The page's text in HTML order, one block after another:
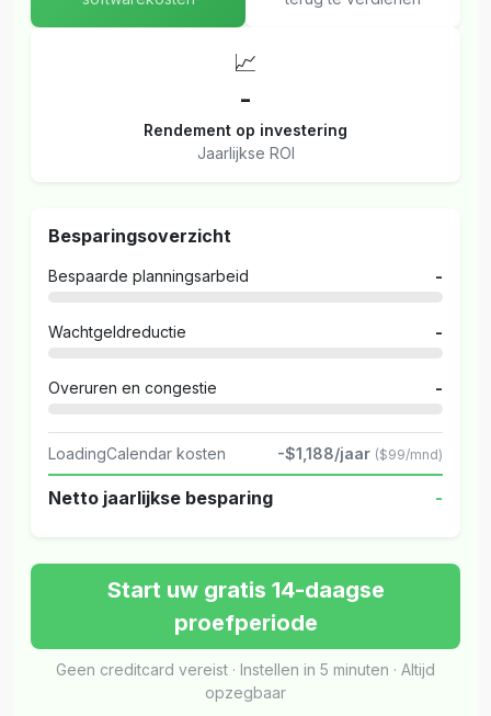
📈
-
Rendement op investering
Jaarlijkse ROI
Besparingsoverzicht
Bespaarde planningsarbeid -
Wachtgeldreductie -
Overuren en congestie -
LoadingCalendar kosten -$1,188/jaar ($99/mnd)
Netto jaarlijkse besparing -
Start uw gratis 14-daagse
proefperiode
Geen creditcard vereist · Instellen in 5 minuten · Altijd
opzegbaar